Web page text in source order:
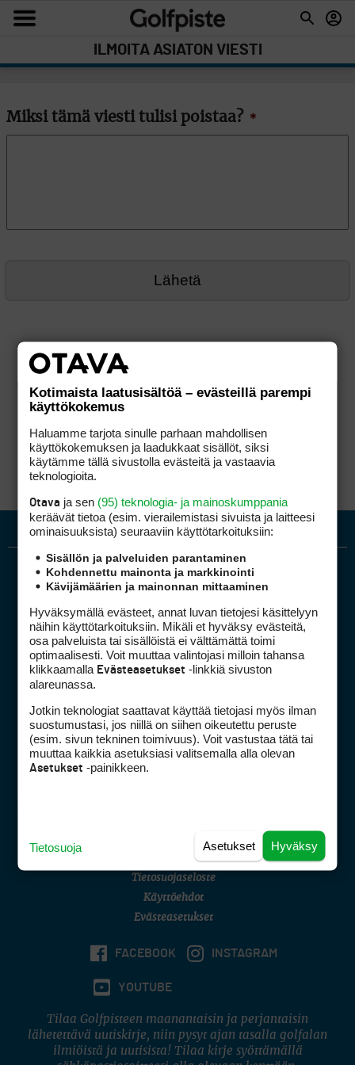
ILMOITA ASIATON VIESTI
Miksi tämä viesti tulisi poistaa? *
Golfpiste mediakortti
Golfpisteen yhteystiedot
DSA avoimuusraportti
Asiakaspalvelu
(digi) digi@otavamedia.fi
Tietosuojaseloste
Käyttöehdot
Evästeasetukset
FACEBOOK INSTAGRAM
YOUTUBE
Tilaa Golfpisteen maanantaisin ja perjantaisin
lähetettävä uutiskirje, niin pysyt ajan tasalla golfalan
ilmiöistä ja uutisista! Tilaa kirje syöttämällä
Kotimaista laatusisältöä – evästeillä parempi
käyttökokemus
Haluamme tarjota sinulle parhaan mahdollisen
käyttökokemuksen ja laadukkaat sisällöt, siksi
käytämme tällä sivustolla evästeitä ja vastaavia
teknologioita.
Otava ja sen (95) teknologia- ja mainoskumppania
keräävät tietoa (esim. vierailemis­tasi sivuista ja laitteesi
ominaisuuk­sista) seuraaviin käyttötarkoituksiin:
Sisällön ja palveluiden parantaminen
Kohdennettu mainonta ja markkinointi
Kävijämäärien ja mainonnan mittaaminen
Hyväksymällä evästeet, annat luvan tietojesi käsittelyyn
näihin käyttötarkoituksiin. Mikäli et hyväksy evästeitä,
osa palveluista tai sisällöistä ei välttämättä toimi
optimaalisesti. Voit muuttaa valintojasi milloin tahansa
klikkaamalla Evästeasetukset -linkkiä sivuston
alareunassa.
Jotkin teknologiat saattavat käyttää tietojasi myös ilman
suostumustasi, jos niillä on siihen oikeutettu peruste
(esim. sivun tekninen toimivuus). Voit vastustaa tätä tai
muuttaa kaikkia asetuksiasi valitsemalla alla olevan
Asetukset -painikkeen.
Hyväksy
Asetukset
Tietosuoja